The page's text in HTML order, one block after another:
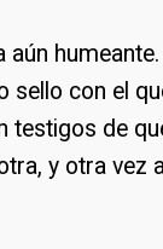
sello con el
testigos de
y otra vez